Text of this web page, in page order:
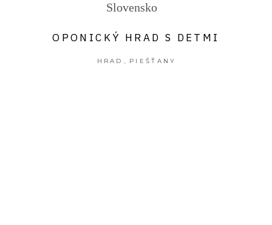
Slovensko
OPONICKÝ HRAD S DETMI
HRAD , PIEŠŤANY